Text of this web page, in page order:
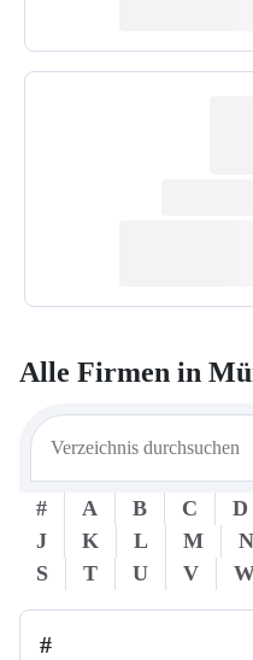
Alle Firmen in
# A B C D
J
K L M N
S
T U V
#